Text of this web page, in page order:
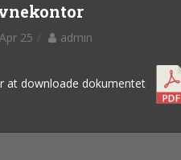
25 admin
at downloade dokumentet